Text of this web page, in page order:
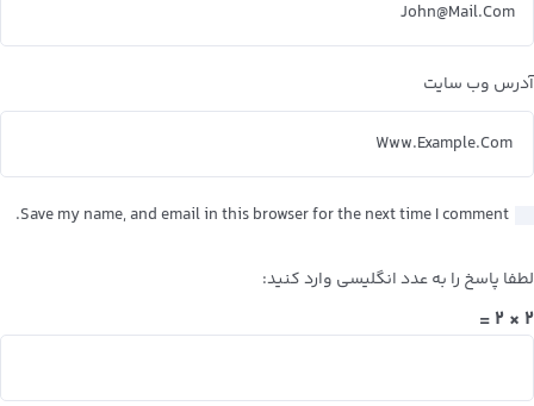
آدرس وب سایت
Save my name, and email in this browser for the next time I comment.
لطفا پاسخ را به عدد انگلیسی وارد کنید:
۲ × ۲ =